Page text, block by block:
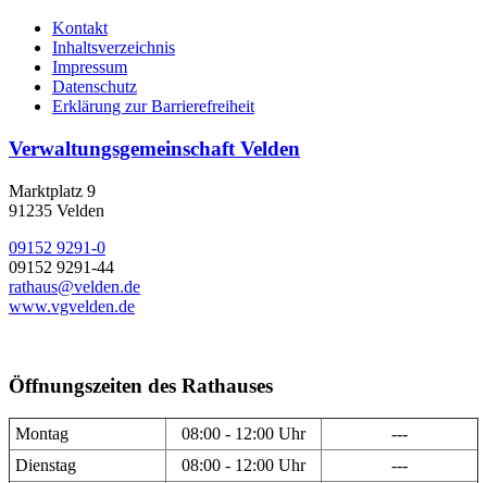
Kontakt
Inhaltsverzeichnis
Impressum
Datenschutz
Erklärung zur Barrierefreiheit
Verwaltungsgemeinschaft Velden
Marktplatz 9
91235 Velden
09152 9291-0
09152 9291-44
rathaus@velden.de
www.vgvelden.de
Öffnungszeiten des Rathauses
Montag 08:00 - 12:00 Uhr
---
Dienstag
08:00 - 12:00 Uhr ---